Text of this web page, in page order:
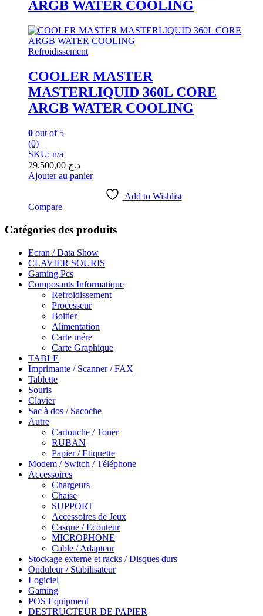
ARGB WATER COOLING
Refroidissement
COOLER MASTER
MASTERLIQUID 360L CORE
ARGB WATER COOLING
0 out of 5
(0)
SKU: n/a
د.ج
Ajouter au panier
Add to Wishlist
Compare
Catégories des produits
Ecran / Data Show
CLAVIER SOURIS
Gaming Pcs
Composants Informatique
Refroidissement
Processeur
Boitier
Alimentation
Carte mére
Carte Graphique
TABLE
Imprimante / Scanner / FAX
Tablette
Souris
Clavier
Sac à dos / Sacoche
Autre
Cartouche / Toner
RUBAN
Papier / Etiquette
Modem / Switch / Téléphone
Accessoires
Chargeurs
Chaise
SUPPORT
Accessoires de Jeux
Casque / Ecouteur
MICROPHONE
Cable / Adapteur
Stockage externe et racks / Disques durs
Onduleur / Stabilisateur
Logiciel
Gaming
POS Equipment
DESTRUCTEUR DE PAPIER